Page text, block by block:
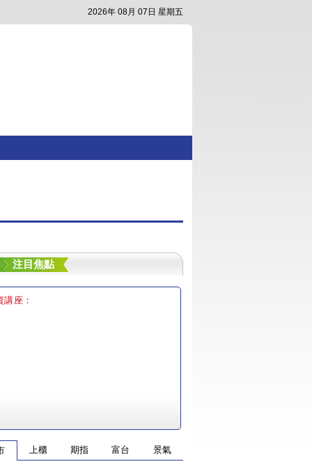
2026年 08月 07日 星期五
注目焦點
講座：
上櫃 期指 富台 景氣